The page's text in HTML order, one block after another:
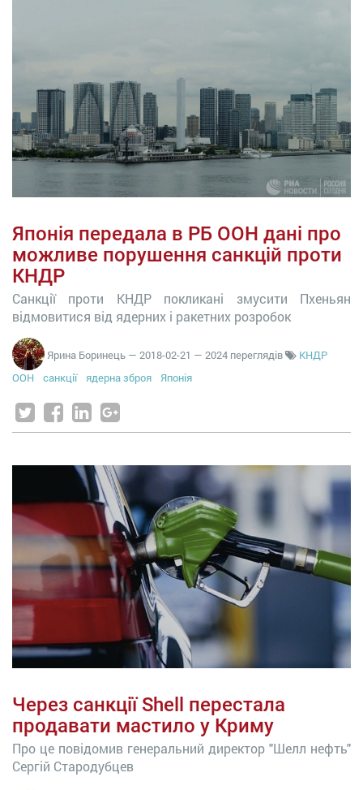
Японія передала в РБ ООН дані про
можливе порушення санкцій проти
КНДР
Санкції проти КНДР покликані змусити Пхеньян
відмовитися від ядерних і ракетних розробок
Ярина Боринець — 2018-02-21 — 2024 переглядів
КНДР
ООН
санкції ядерна зброя Японія
Через санкції Shell перестала
продавати мастило у Криму
Про це повідомив генеральний директор "Шелл нефть"
Сергій Стародубцев